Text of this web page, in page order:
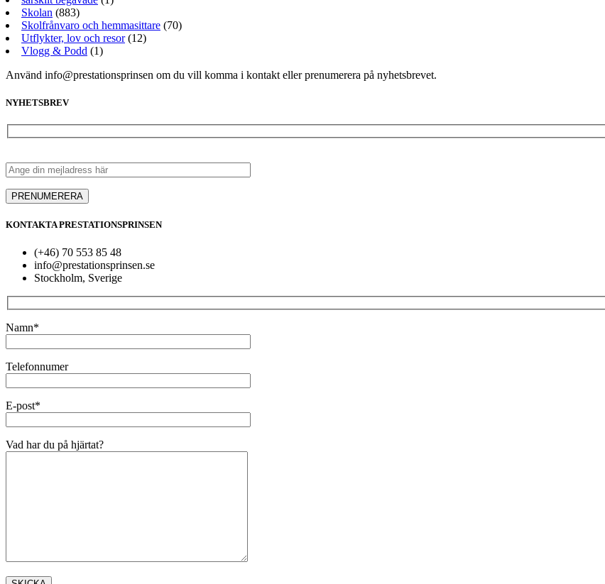
Skolan (883)
Skolfrånvaro och hemmasittare (70)
Utflykter, lov och resor(12)
Vlogg & Podd (1)
Använd info@prestationsprinsen om du vill komma i kontakt eller prenumerera på nyhetsbrevet.
NYHETSBREV
KONTAKTA PRESTATIONSPRINSEN
(+46) 70 553 85 48
info@prestationsprinsen.se
Stockholm, Sverige
Namn*
Telefonnumer
E-post*
Vad har du på hjärtat?